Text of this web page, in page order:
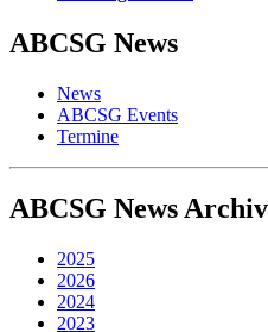
ABCSG News
News
ABCSG Events
Termine
ABCSG News Archiv
2025
2026
2024
2023